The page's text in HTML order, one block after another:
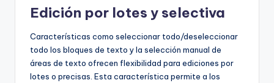
Edición por lotes y selectiva
Características como seleccionar todo/deseleccionar
todo los bloques de texto y la selección manual de
áreas de texto ofrecen flexibilidad para ediciones por
lotes o precisas. Esta característica permite a los